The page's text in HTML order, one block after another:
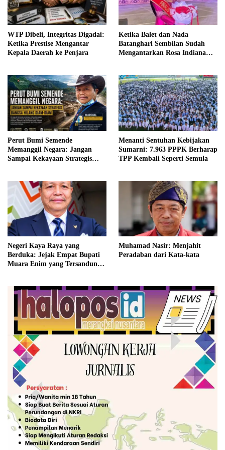
WTP Dibeli, Integritas Digadai:
Ketika Prestise Mengantar
Kepala Daerah ke Penjara
Ketika Balet dan Nada
Batanghari Sembilan Sudah
Mengantarkan Rosa Indiana
Perut Bumi Semende
Memanggil Negara: Jangan
Sampai Kekayaan Strategis
Menanti Sentuhan Kebijakan
Sumarni: 7.963 PPPK Berharap
TPP Kembali Seperti Semula
Negeri Kaya Raya yang
Berduka: Jejak Empat Bupati
Muara Enim yang Tersandung
Muhamad Nasir: Menjahit
Peradaban dari Kata-kata